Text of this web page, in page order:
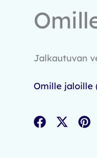
Jalkautuvan
Omille jaloille